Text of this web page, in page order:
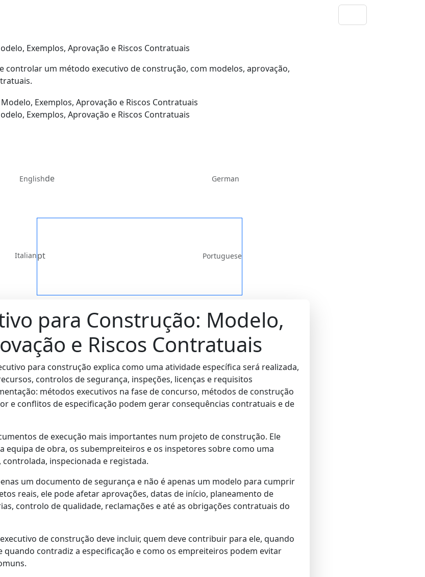
Exemplos, Aprovação e Riscos Contratuais
controlar um método executivo de construção, com modelos, aprovação,
Exemplos, Aprovação e Riscos Contratuais
Englishde German
Italianpt Portuguese
para Construção: Modelo,
e Riscos Contratuais
para construção explica como uma atividade específica será realizada,
controlos de segurança, inspeções, licenças e requisitos
métodos executivos na fase de concurso, métodos de construção
e conflitos de especificação podem gerar consequências contratuais e de
de execução mais importantes num projeto de construção. Ele
equipa de obra, os subempreiteiros e os inspetores sobre como uma
inspecionada e registada.
um documento de segurança e não é apenas um modelo para cumprir
reais, ele pode afetar aprovações, datas de início, planeamento de
controlo de qualidade, reclamações e até as obrigações contratuais do
de construção deve incluir, quem deve contribuir para ele, quando
quando contradiz a especificação e como os empreiteiros podem evitar